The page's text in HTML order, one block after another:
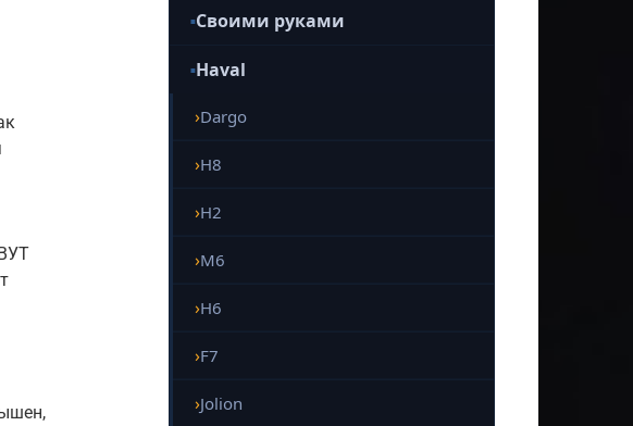
Своими руками
Haval
Dargo
H8
H2
M6
H6
F7
Jolion